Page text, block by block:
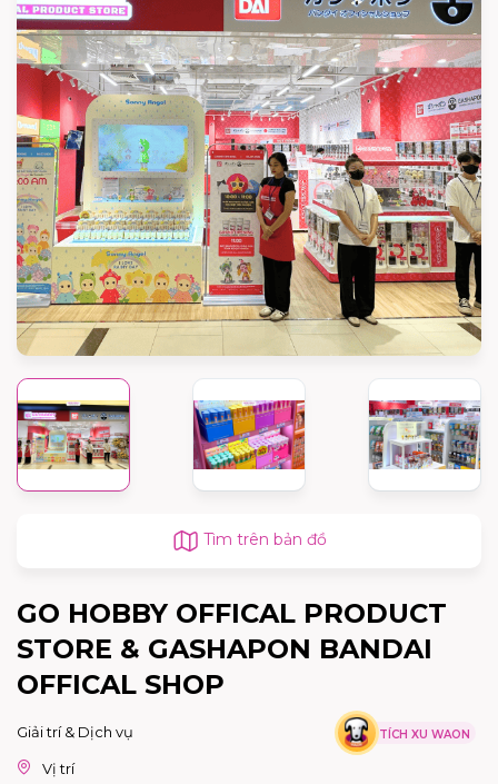
Tìm trên bản đồ
GO HOBBY OFFICAL PRODUCT
STORE & GASHAPON BANDAI
OFFICAL SHOP
Giải trí & Dịch vụ TÍCH XU WAON
Vị trí